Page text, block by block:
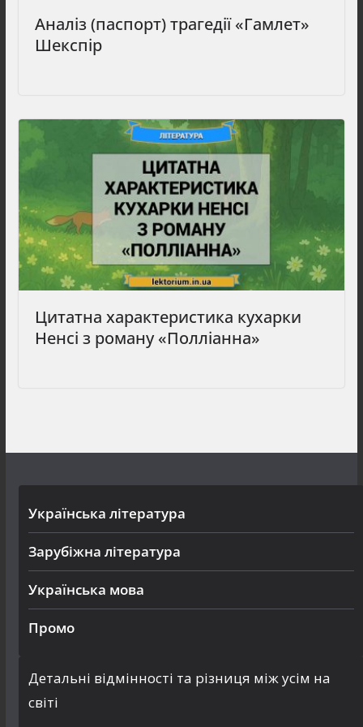
Аналіз (паспорт) трагедії «Гамлет»
Шекспір
Цитатна характеристика кухарки
Ненсі з роману «Полліанна»
Українська література
Зарубіжна література
Українська мова
Промо
Детальні відмінності та різниця між усім на
світі